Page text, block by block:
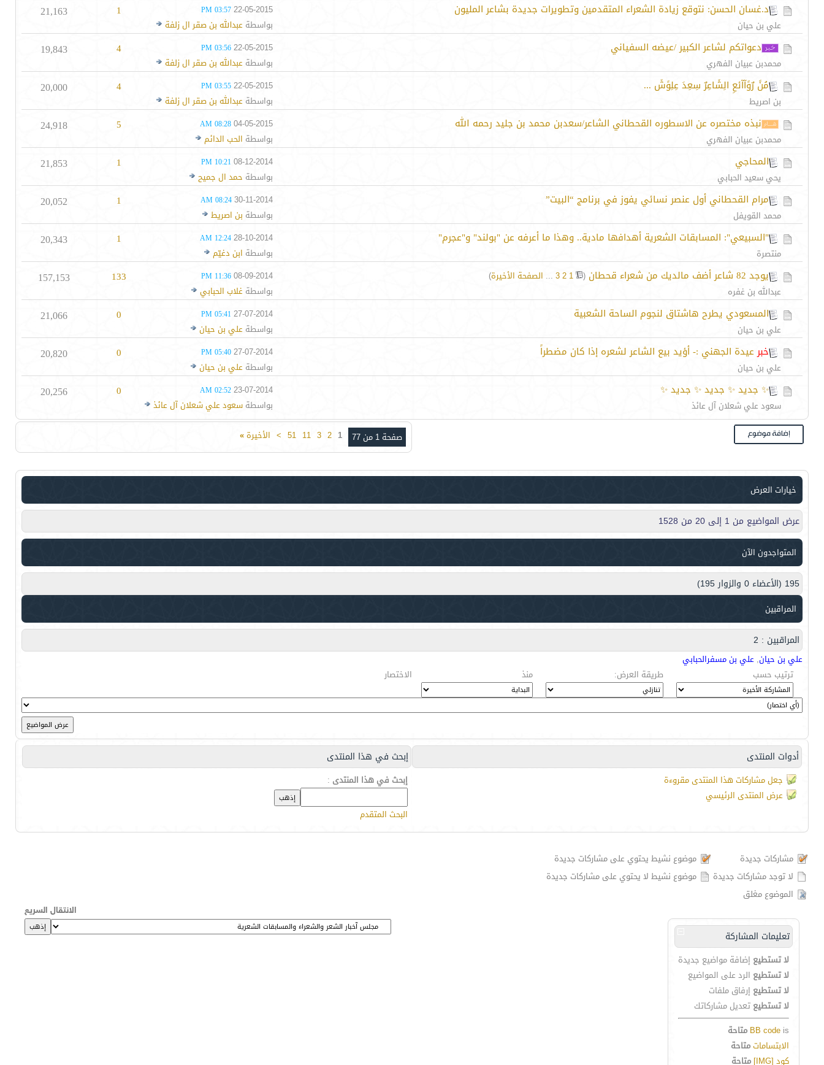
د.غسان الحسن: نتوقع زيادة الشعراء المتقدمين وتطويرات جديدة بشاعر المليون
علي بن حيان
22-05-2015
03:57 PM
بواسطةعبدالله بن صقر ال زلفة
1
21,163
دعواتكم لشاعر الكبير /عيضه السفياني
محمدبن عبيان الفهري
22-05-2015
03:56 PM
بواسطةعبدالله بن صقر ال زلفة
4
19,843
مُنً رٌوًآآئعِ الِشَاعِرٌ سِعِدَ عِلِوًشَ ...
بن اصريط
22-05-2015
03:55 PM
بواسطةعبدالله بن صقر ال زلفة
4
20,000
نبذه مختصره عن الاسطوره القحطاني الشاعر/سعدبن محمد بن جليد رحمه الله
محمدبن عبيان الفهري
04-05-2015
08:28 AM
بواسطة الحب الدائم
5
24,918
المحاجي
يحي سعيد الحبابي
08-12-2014
10:21 PM
بواسطة حمد ال جميح
1
21,853
مرام القحطاني أول عنصر نسائي يفوز في برنامج “البيت”
محمد القويفل
30-11-2014
08:24 AM
بواسطة بن اصريط
1
20,052
"السبيعي": المسابقات الشعرية أهدافها مادية.. وهذا ما أعرفه عن "بولند" و"عجرم"‎
منتصرة
28-10-2014
12:24 AM
بواسطة ابن دغيّم
1
20,343
يوجد 82 شاعر أضف مالديك من شعراء قحطان (
1
2
3
... الصفحة الأخيرة)
عبدالله بن غفره
08-09-2014
11:36 PM
بواسطةغلاب الحبابي
133
157,153
المسعودي يطرح هاشتاق لنجوم الساحة الشعبية
علي بن حيان
27-07-2014
05:41 PM
بواسطةعلي بن حيان
0
21,066
خبر عيدة الجهني :- أؤيد بيع الشاعر لشعره إذا كان مضطراً
علي بن حيان
27-07-2014
05:40 PM
بواسطةعلي بن حيان
0
20,820
✨ جديد ✨ جديد ✨ جديد ✨
سعود علي شعلان آل عائذ
23-07-2014
02:52 AM
بواسطةسعود علي شعلان آل عائذ
0
20,256
صفحة 1 من 77 1
2
3
11
51
> الأخيرة»
خيارات العرض
عرض المواضيع من 1 إلى 20 من 1528
المتواجدون الآن
195 (الأعضاء 0 والزوار 195)
المراقبين
المراقبين : 2
علي بن حيان, علي بن مسفرالحبابي
ترتيب حسب
طريقة العرض: منذ الاختصار
أدوات المنتدى إبحث في هذا المنتدى
جعل مشاركات هذا المنتدى مقروءة
عرض المنتدى الرئيسي
إبحث في هذا المنتدى :
البحث المتقدم
مشاركات جديدة
موضوع نشيط يحتوي على مشاركات جديدة
لا توجد مشاركات جديدة
موضوع نشيط لا يحتوي على مشاركات جديدة
الموضوع مغلق
تعليمات المشاركة
لا تستطيع إضافة مواضيع جديدة
لا تستطيع الرد على المواضيع
لا تستطيع إرفاق ملفات
لا تستطيع تعديل مشاركاتك
BB code is
متاحة
الابتساماتمتاحة
كود [IMG]
متاحة
الانتقال السريع